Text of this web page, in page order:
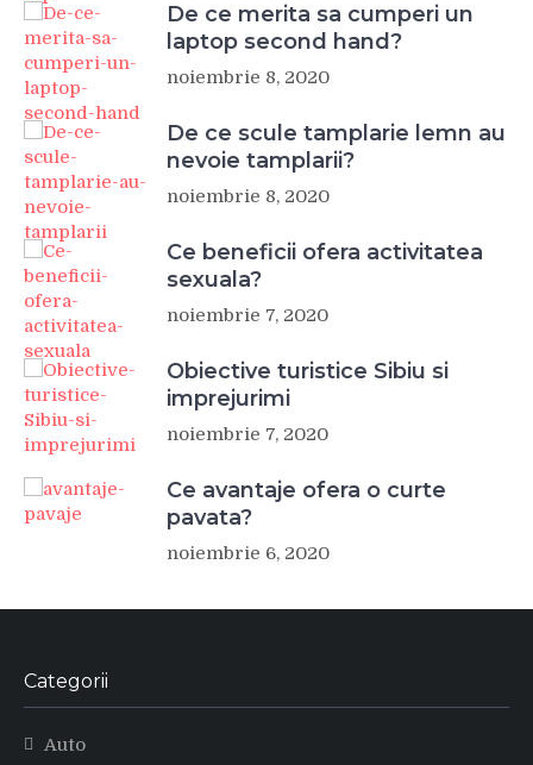
De ce merita sa cumperi un
laptop second hand?
noiembrie 8, 2020
De ce scule tamplarie lemn au
nevoie tamplarii?
noiembrie 8, 2020
Ce beneficii ofera activitatea
sexuala?
noiembrie 7, 2020
Obiective turistice Sibiu si
imprejurimi
noiembrie 7, 2020
Ce avantaje ofera o curte
pavata?
noiembrie 6, 2020
Categorii
Auto